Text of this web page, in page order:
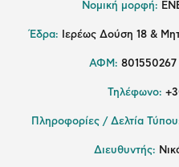
Νομική μορφή:
Έδρα: Ιερέως Δούση 18 &
ΑΦΜ: 801550267
Τηλέφωνο:
Πληροφορίες / Δελτία
Διευθυντής: